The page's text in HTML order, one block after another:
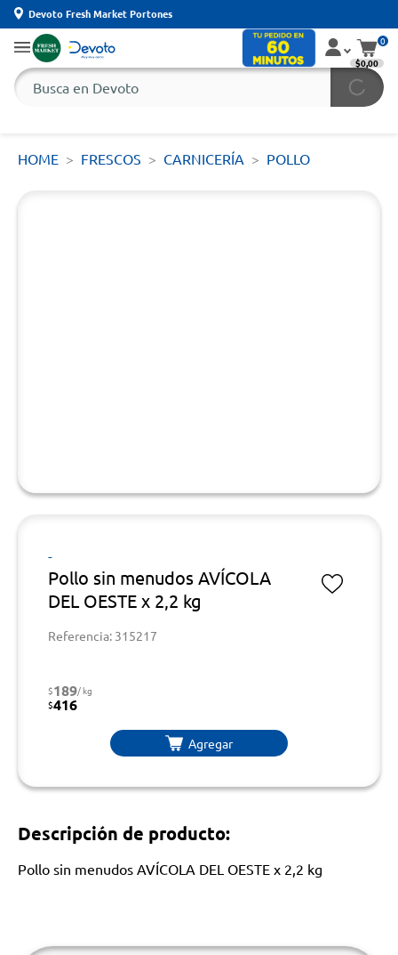
Devoto Fresh Market Portones
0
$0,00
HOME FRESCOS CARNICERÍA POLLO
-
Pollo sin menudos AVÍCOLA
DEL OESTE x 2,2 kg
Referencia: 315217
$189/ kg
$416
Agregar
Descripción de producto:
Pollo sin menudos AVÍCOLA DEL OESTE x 2,2 kg